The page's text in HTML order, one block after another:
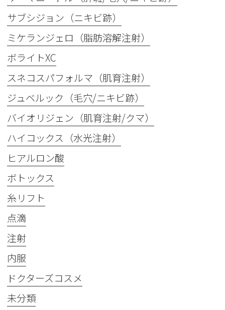
サブシジョン（ニキビ跡）
ミケランジェロ（脂肪溶解注射）
ボライトXC
スネコスパフォルマ（肌育注射）
ジュベルック（毛穴/ニキビ跡）
バイオリジェン（肌育注射/クマ）
ハイコックス（水光注射）
ヒアルロン酸
ボトックス
糸リフト
点滴
注射
内服
ドクターズコスメ
未分類